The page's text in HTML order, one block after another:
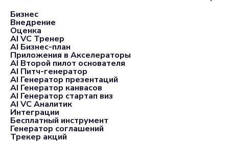
Бизнес
Внедрение
Оценка
AI VC Тренер
AI Бизнес-план
Приложения в Акселераторы
AI Второй пилот основателя
AI Питч-генератор
AI Генератор презентаций
AI Генератор канвасов
AI Генератор стартап виз
AI VC Аналитик
Интеграции
Бесплатный инструмент
Генератор соглашений
Трекер акций